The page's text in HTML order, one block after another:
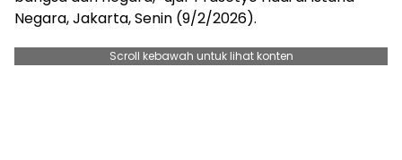
Negara, Jakarta, Senin (9/2/2026).
Scroll kebawah untuk lihat konten